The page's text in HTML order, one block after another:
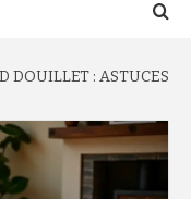
DOUILLET : ASTUCES